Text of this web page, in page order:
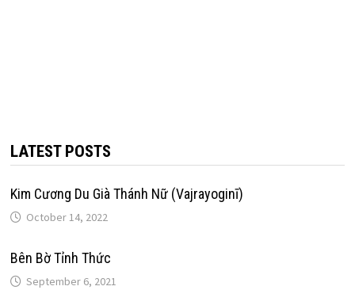
LATEST POSTS
Kim Cương Du Già Thánh Nữ (Vajrayoginī)
October 14, 2022
Bên Bờ Tỉnh Thức
September 6, 2021